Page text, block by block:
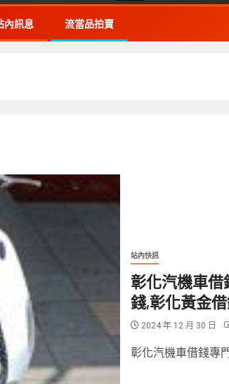
內訊息 流當品拍賣
站內快訊
彰化汽機車借
錢,彰化黃金
2024 年 12 月 30 日
彰化汽機車借錢專